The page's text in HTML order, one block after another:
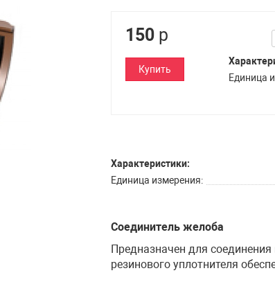
150 р
Купить
Единица
Характеристики:
Единица измерения
Соединитель желоба
Предназначен для
резинового уплотнителя